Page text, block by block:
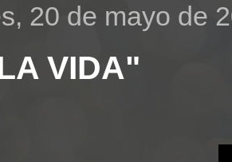
20 de mayo de
VIDA"